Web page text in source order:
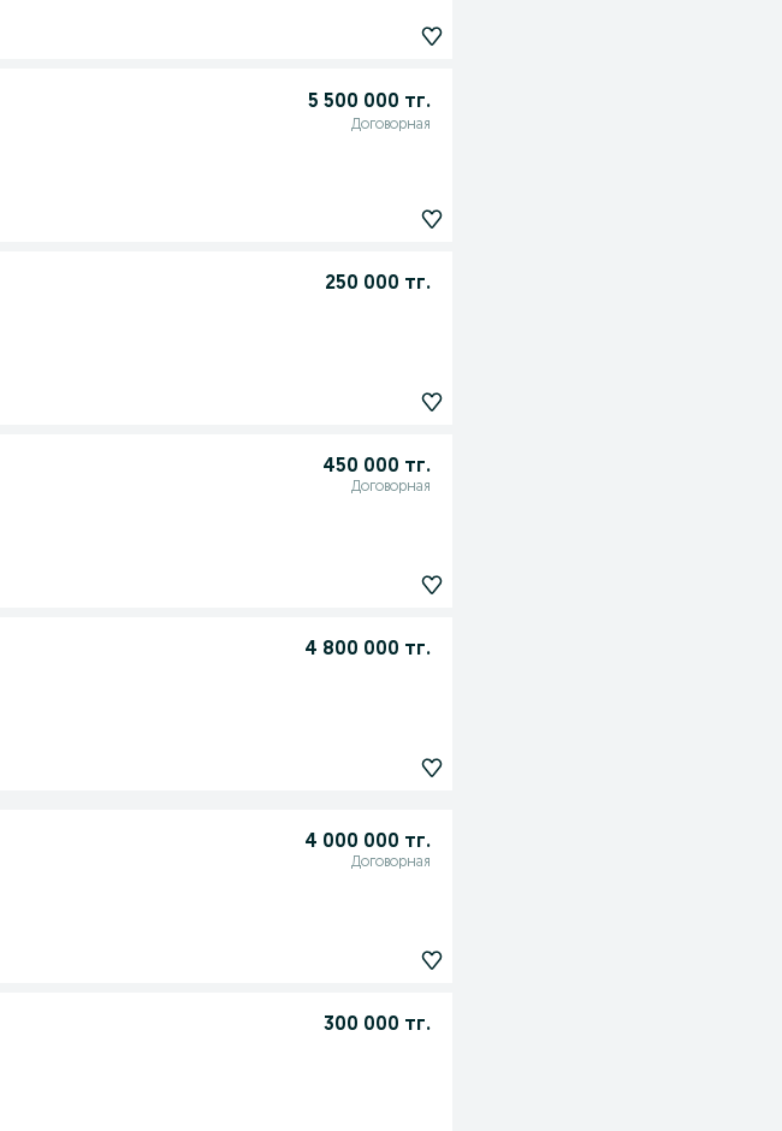
5 500 000 тг.
Договорная
250 000 тг.
450 000 тг.
Договорная
4 800 000 тг.
4 000 000 тг.
Договорная
300 000 тг.